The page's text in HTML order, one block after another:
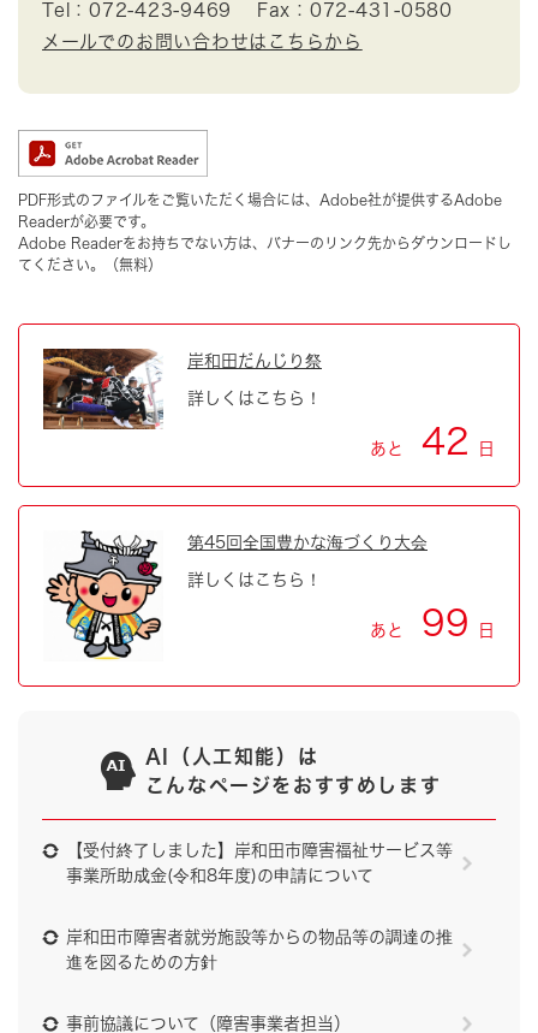
Tel：072-423-9469
Fax：072-431-0580
メールでのお問い合わせはこちらから
PDF形式のファイルをご覧いただく場合には、Adobe社が提供するAdobe
Readerが必要です。
Adobe Readerをお持ちでない方は、バナーのリンク先からダウンロードし
てください。（無料）
岸和田だんじり祭
詳しくはこちら！
あと 42 日
第45回全国豊かな海づくり大会
詳しくはこちら！
あと 99 日
AI（人工知能）は
こんなページをおすすめします
【受付終了しました】岸和田市障害福祉サービス等
事業所助成金(令和8年度)の申請について
岸和田市障害者就労施設等からの物品等の調達の推
進を図るための方針
事前協議について（障害事業者担当）